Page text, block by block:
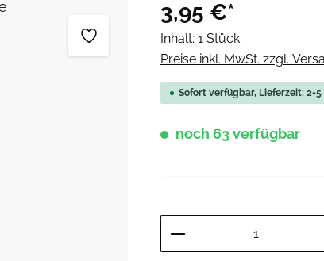
3,95 €*
Inhalt: 1 Stück
Preise inkl. MwSt. zzgl.
Sofort verfügbar, Lieferzeit: 2-5
noch 63 verfügbar
Produkt Anzahl: